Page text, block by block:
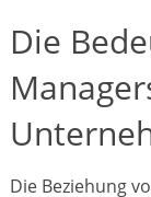
Die
Die Beziehung